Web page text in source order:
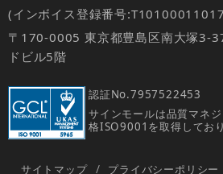
(インボイス登録番号
〒170-0005 東京都豊島区南大塚3-
ドビル5階
認証No.7957522453
サインモールは品質マネ
格ISO9001を取得してお
サイトマップ / プライバシーポリシー